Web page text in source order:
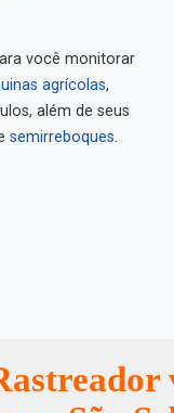
você monitorar
agrícolas,
além de seus
semirreboques.